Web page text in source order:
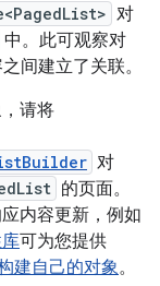
对
中。此可观察对
间建立了关联。
请将
对
的页面。
内容更新，例如
可为您提供
建自己的对象。